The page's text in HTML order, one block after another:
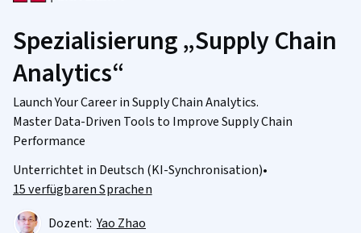
Spezialisierung „Supply Chain
Analytics“
Launch Your Career in Supply Chain Analytics.
Master Data-Driven Tools to Improve Supply Chain
Performance
Unterrichtet in Deutsch (KI-Synchronisation)•
15 verfügbaren Sprachen
Dozent: Yao Zhao